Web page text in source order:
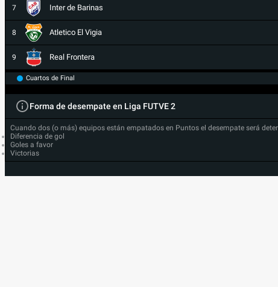
7 Inter de Barinas
8 Atletico El Vigia
9 Real Frontera
Cuartos de Final
Forma de desempate en Liga FUTVE 2
Cuando dos (o más) equipos están empatados en Puntos el desempate será
Diferencia de gol
Goles a favor
Victorias